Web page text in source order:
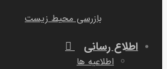
بازرسی محیط زیست
اطلاع رسانی
اطلاعیه ها